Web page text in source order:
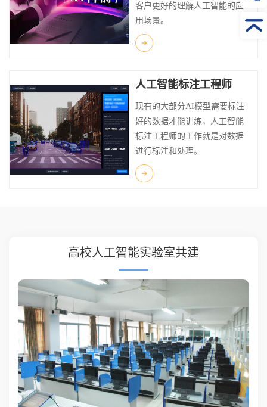
客户更好的理解人工智能的应
用场景。
人工智能标注工程师
现有的大部分AI模型需要标注
好的数据才能训练，人工智能
标注工程师的工作就是对数据
进行标注和处理。
高校人工智能实验室共建